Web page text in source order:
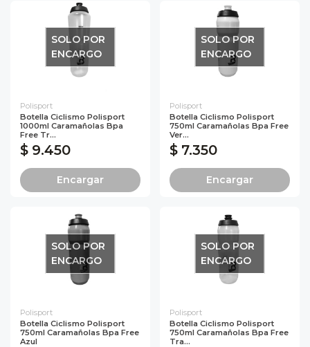
SOLO POR
ENCARGO
Polisport
Botella Ciclismo Polisport
1000ml Caramañolas Bpa
Free Tr...
$ 9.450
Encargar
SOLO POR
ENCARGO
Polisport
Botella Ciclismo Polisport
750ml Caramañolas Bpa Free
Ver...
$ 7.350
Encargar
SOLO POR
ENCARGO
Polisport
Botella Ciclismo Polisport
750ml Caramañolas Bpa Free
Azul
SOLO POR
ENCARGO
Polisport
Botella Ciclismo Polisport
750ml Caramañolas Bpa Free
Tra...